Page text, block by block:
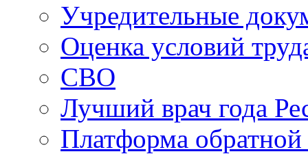
Учредительные
Оценка условий
СВО
Лучший врач года
Платформа